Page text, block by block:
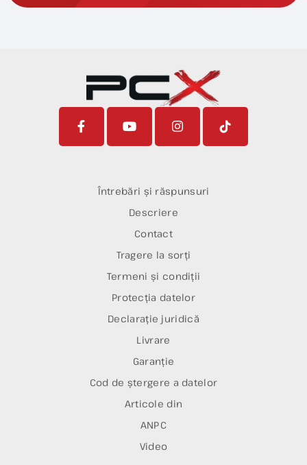
Întrebări și răspunsuri
Descriere
Contact
Tragere la sorți
Termeni și condiții
Protecția datelor
Declarație juridică
Livrare
Garanție
Cod de ștergere a datelor
Articole din
ANPC
Video